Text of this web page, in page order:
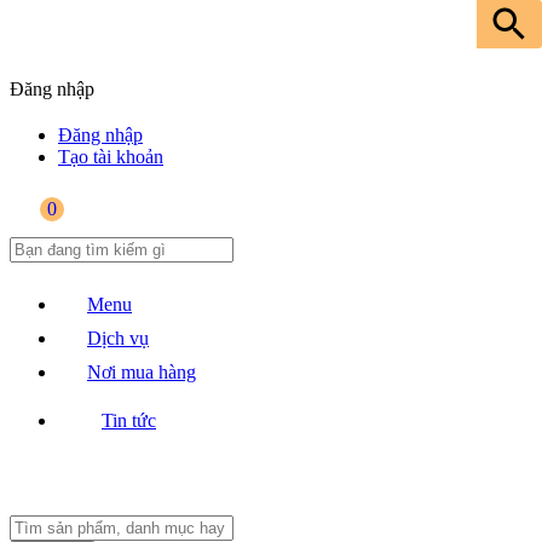
Đăng nhập
Đăng nhập
Tạo tài khoản
0
Menu
Dịch vụ
Nơi mua hàng
Tin tức